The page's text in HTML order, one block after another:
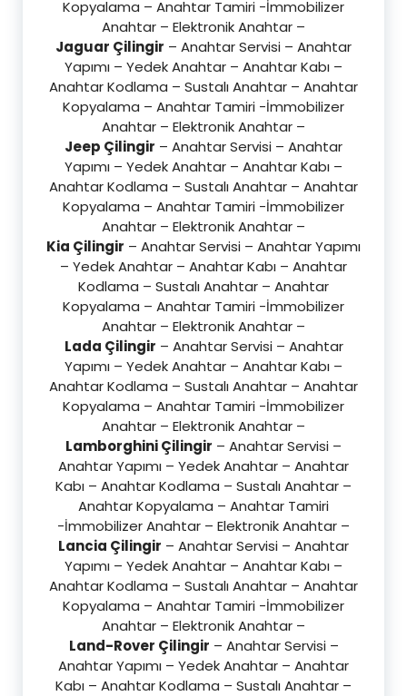
Kopyalama – Anahtar Tamiri -İmmobilizer
Anahtar – Elektronik Anahtar –
Jaguar Çilingir – Anahtar Servisi – Anahtar
Yapımı – Yedek Anahtar – Anahtar Kabı –
Anahtar Kodlama – Sustalı Anahtar – Anahtar
Kopyalama – Anahtar Tamiri -İmmobilizer
Anahtar – Elektronik Anahtar –
Jeep Çilingir – Anahtar Servisi – Anahtar
Yapımı – Yedek Anahtar – Anahtar Kabı –
Anahtar Kodlama – Sustalı Anahtar – Anahtar
Kopyalama – Anahtar Tamiri -İmmobilizer
Anahtar – Elektronik Anahtar –
Kia Çilingir – Anahtar Servisi – Anahtar Yapımı
– Yedek Anahtar – Anahtar Kabı – Anahtar
Kodlama – Sustalı Anahtar – Anahtar
Kopyalama – Anahtar Tamiri -İmmobilizer
Anahtar – Elektronik Anahtar –
Lada Çilingir – Anahtar Servisi – Anahtar
Yapımı – Yedek Anahtar – Anahtar Kabı –
Anahtar Kodlama – Sustalı Anahtar – Anahtar
Kopyalama – Anahtar Tamiri -İmmobilizer
Anahtar – Elektronik Anahtar –
Lamborghini Çilingir – Anahtar Servisi –
Anahtar Yapımı – Yedek Anahtar – Anahtar
Kabı – Anahtar Kodlama – Sustalı Anahtar –
Anahtar Kopyalama – Anahtar Tamiri
-İmmobilizer Anahtar – Elektronik Anahtar –
Lancia Çilingir – Anahtar Servisi – Anahtar
Yapımı – Yedek Anahtar – Anahtar Kabı –
Anahtar Kodlama – Sustalı Anahtar – Anahtar
Kopyalama – Anahtar Tamiri -İmmobilizer
Anahtar – Elektronik Anahtar –
Land-Rover Çilingir – Anahtar Servisi –
Anahtar Yapımı – Yedek Anahtar – Anahtar
Kabı – Anahtar Kodlama – Sustalı Anahtar –